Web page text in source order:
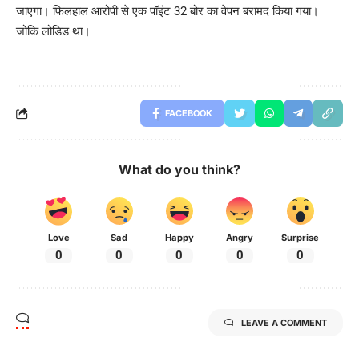
जाएगा। फिलहाल आरोपी से एक पॉइंट 32 बोर का वेपन बरामद किया गया।
जोकि लोडिड था।
FACEBOOK
What do you think?
Love
0
Sad
0
Happy
0
Angry
0
Surprise
0
LEAVE A COMMENT